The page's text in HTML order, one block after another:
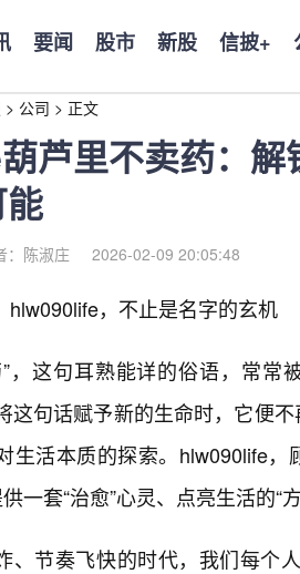
要闻 股市 新股 信披+
> 公司 > 正文
芦里不卖药：解
：陈淑庄 2026-02-09 20:05:48
hlw090life，不止是名字的玄机
，这句耳熟能详的俗语，常常
这句话赋予新的生命时，它便
生活本质的探索。hlw090life
一套“治愈”心灵、点亮生活的“方
、节奏飞快的时代，我们每个